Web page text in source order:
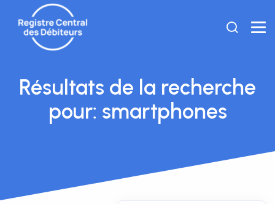
Résultats de la recherche
pour: smartphones